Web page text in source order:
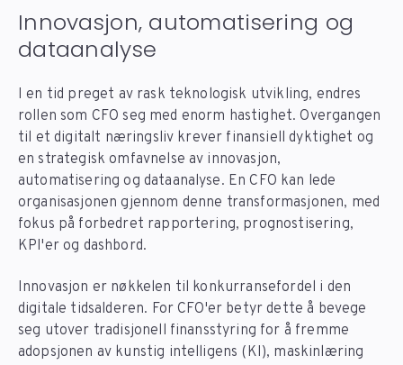
Innovasjon, automatisering og
dataanalyse
I en tid preget av rask teknologisk utvikling, endres
rollen som CFO seg med enorm hastighet. Overgangen
til et digitalt næringsliv krever finansiell dyktighet og
en strategisk omfavnelse av innovasjon,
automatisering og dataanalyse. En CFO kan lede
organisasjonen gjennom denne transformasjonen, med
fokus på forbedret rapportering, prognostisering,
KPI'er og dashbord.
Innovasjon er nøkkelen til konkurransefordel i den
digitale tidsalderen. For CFO'er betyr dette å bevege
seg utover tradisjonell finansstyring for å fremme
adopsjonen av kunstig intelligens (KI), maskinlæring